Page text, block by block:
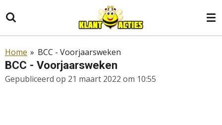
direct
naar
hoofdinhoud
Home » BCC - Voorjaarsweken
BCC - Voorjaarsweken
Gepubliceerd op 21 maart 2022 om 10:55